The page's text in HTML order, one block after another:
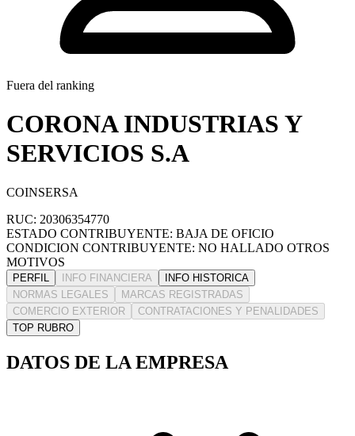
Fuera del ranking
CORONA INDUSTRIAS Y
SERVICIOS S.A
COINSERSA
RUC: 20306354770
ESTADO CONTRIBUYENTE: BAJA DE OFICIO
CONDICION CONTRIBUYENTE: NO HALLADO OTROS
MOTIVOS
PERFIL INFO FINANCIERA
INFO HISTORICA
NORMAS LEGALES
MARCAS REGISTRADAS
COMERCIO EXTERIOR
CONTRATACIONES Y PENALIDADES
TOP RUBRO
DATOS DE LA EMPRESA